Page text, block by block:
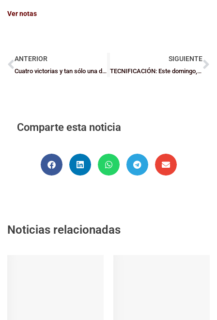
Ver notas
ANTERIOR
Cuatro victorias y tan sólo una derrota
SIGUIENTE
TECNIFICACIÓN: Este domingo, vuelta a la carga
Comparte esta noticia
Noticias relacionadas